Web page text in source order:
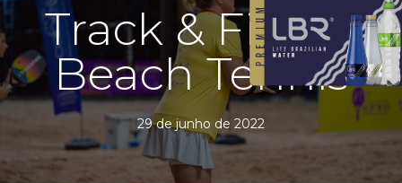
Track & Field –
Beach Tennis
29 de junho de 2022